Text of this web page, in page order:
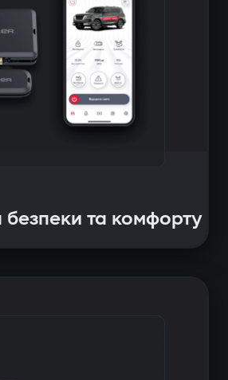
безпеки та комфорту